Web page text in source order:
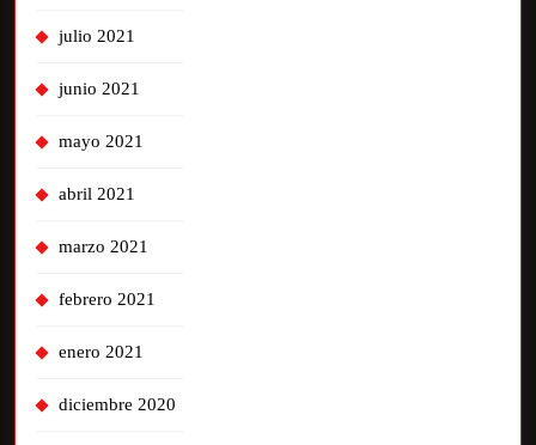
julio 2021
junio 2021
mayo 2021
abril 2021
marzo 2021
febrero 2021
enero 2021
diciembre 2020